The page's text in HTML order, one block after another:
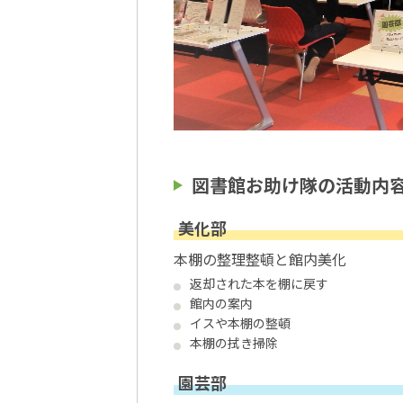
図書館お助け隊の活動内
美化部
本棚の整理整頓と館内美化
返却された本を棚に戻す
館内の案内
イスや本棚の整頓
本棚の拭き掃除
園芸部